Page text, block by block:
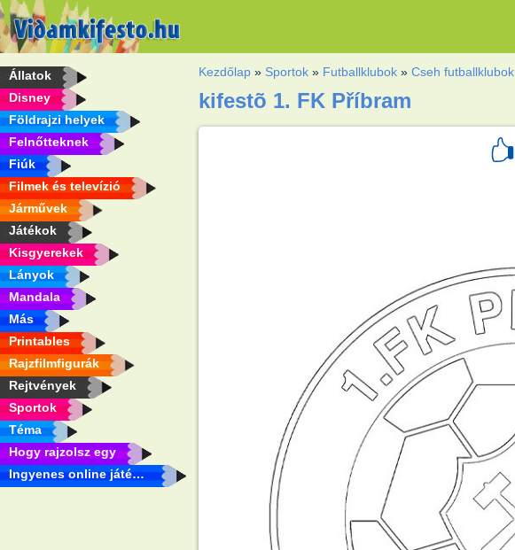
Állatok
Disney
Földrajzi helyek
Felnőtteknek
Fiúk
Filmek és televízió
Járművek
Játékok
Kisgyerekek
Lányok
Mandala
Más
Printables
Rajzfilmfigurák
Rejtvények
Sportok
Téma
Hogy rajzolsz egy
Ingyenes online játékok
Kezdőlap » Sportok » Futballklubok »Cseh futballklubok
kifestõ 1. FK Příbram